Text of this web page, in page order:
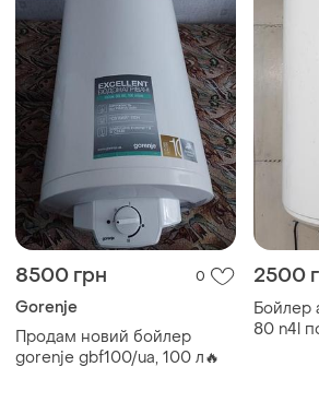
8500 грн 0
Gorenje
Продам новий бойлер
gorenje gbf100/ua, 100 л🔥
2500
Бойлер
80 n4l